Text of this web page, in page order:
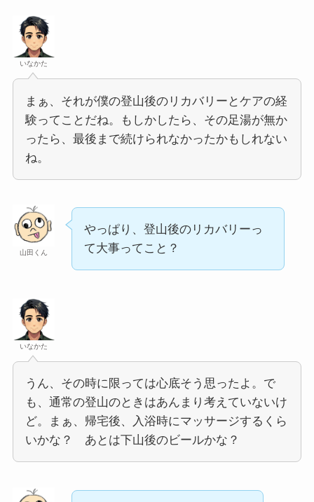
いなかた
まぁ、それが僕の登山後のリカバリーとケアの経
験ってことだね。もしかしたら、その足湯が無か
ったら、最後まで続けられなかったかもしれない
ね。
山田くん
やっぱり、登山後のリカバリーっ
て大事ってこと？
いなかた
うん、その時に限っては心底そう思ったよ。で
も、通常の登山のときはあんまり考えていないけ
ど。まぁ、帰宅後、入浴時にマッサージするくら
いかな？ あとは下山後のビールかな？